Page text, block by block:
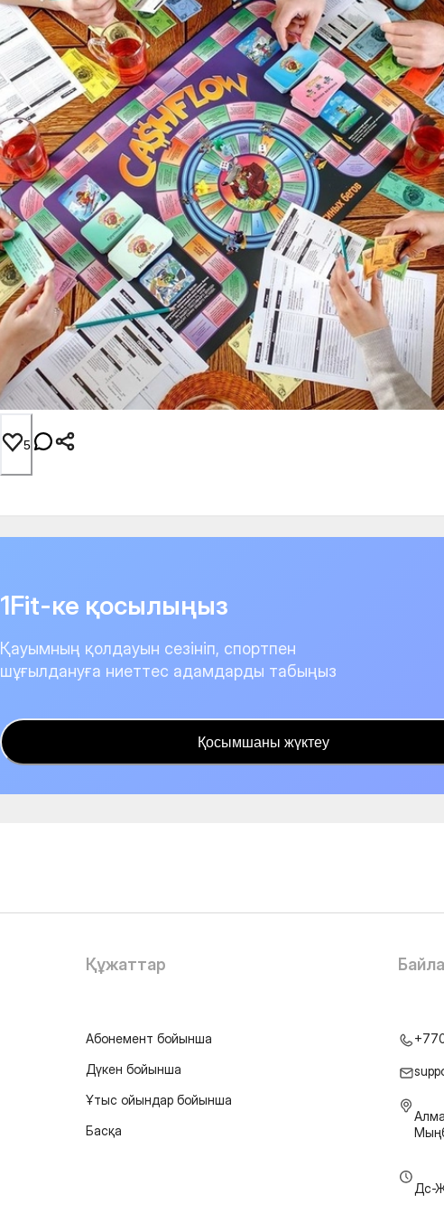
5
1Fit-ке қосылыңыз
Қауымның қолдауын сезініп, спортпен
шұғылдануға ниеттес адамдарды табыңыз
Қосымшаны жүктеу
Құжаттар
Абонемент бойынша
Дүкен бойынша
Ұтыс ойындар бойынша
Басқа
Дс-